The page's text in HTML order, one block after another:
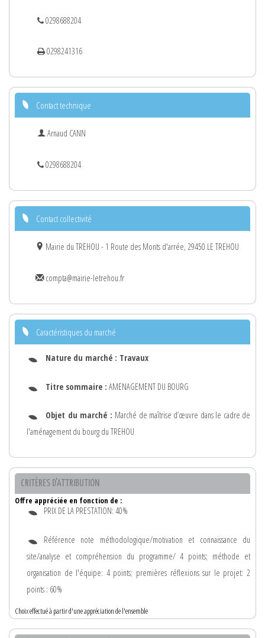
0298688204
0298241316
Contact technique
Arnaud CANN
0298688204
Contact collectivité
Mairie du TREHOU - 1 Route des Monts d'arrée, 29450 LE TREHOU
compta@mairie-letrehou.fr
Caractéristiques du marché
Nature du marché : Travaux
Titre sommaire : AMENAGEMENT DU BOURG
Objet du marché : Marché de maîtrise d’œuvre dans le cadre de
l'aménagement du bourg du TREHOU
CRITÈRES D'ATTRIBUTION
Offre appréciée en fonction de :
PRIX DE LA PRESTATION: 40%
Référence note méthodologique/motivation et connaissance du
site/analyse et compréhension du programme/ 4 points; méthode et
organisation de l'équipe: 4 points; premières réflexions sur le projet: 2
points : 60%
Choix effectué à partir d'une appréciation de l'ensemble